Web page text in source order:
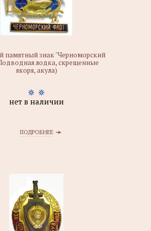
памятный знак "Черноморский
лодка, скрещенные
якоря, акула)
нет в наличии
ПОДРОБНЕЕ